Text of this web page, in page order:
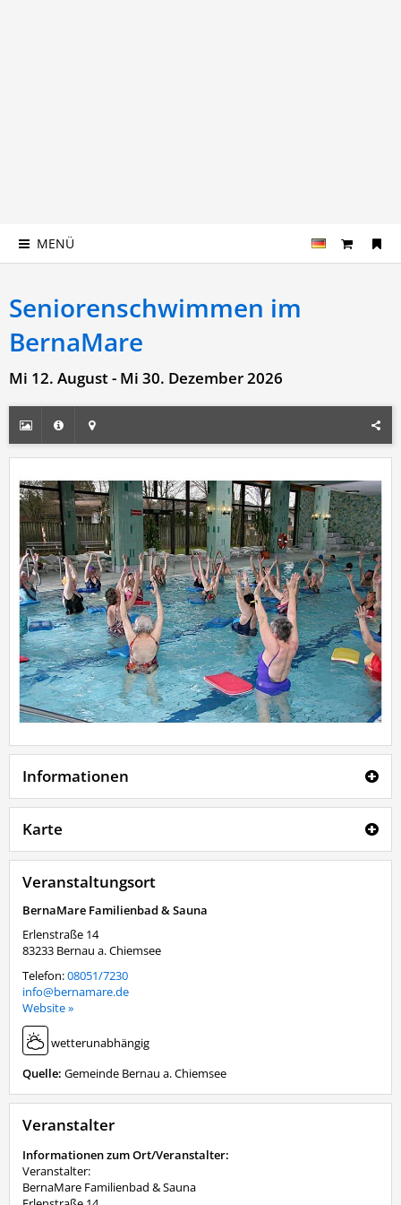
MENÜ
Seniorenschwimmen im
BernaMare
Mi 12. August - Mi 30. Dezember 2026
Informationen
Karte
Veranstaltungsort
BernaMare Familienbad & Sauna
Erlenstraße 14
83233 Bernau a. Chiemsee
Telefon:08051/7230
info@bernamare.de
Website »
wetterunabhängig
Quelle: Gemeinde Bernau a. Chiemsee
Veranstalter
Informationen zum Ort/Veranstalter:
Veranstalter:
BernaMare Familienbad & Sauna